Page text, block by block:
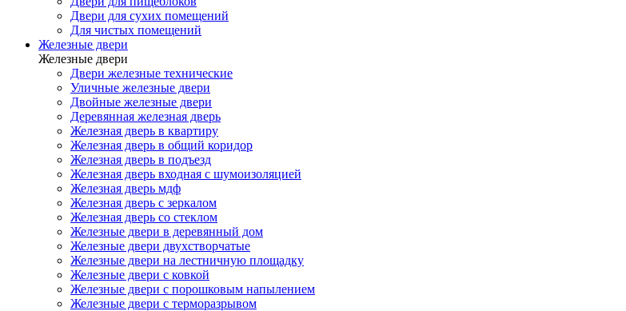
Двери для сухих помещений
Для чистых помещений
Железные двери
Железные двери
Двери железные технические
Уличные железные двери
Двойные железные двери
Деревянная железная дверь
Железная дверь в квартиру
Железная дверь в общий коридор
Железная дверь в подъезд
Железная дверь входная с шумоизоляцией
Железная дверь мдф
Железная дверь с зеркалом
Железная дверь со стеклом
Железные двери в деревянный дом
Железные двери двухстворчатые
Железные двери на лестничную площадку
Железные двери с ковкой
Железные двери с порошковым напылением
Железные двери с терморазрывом